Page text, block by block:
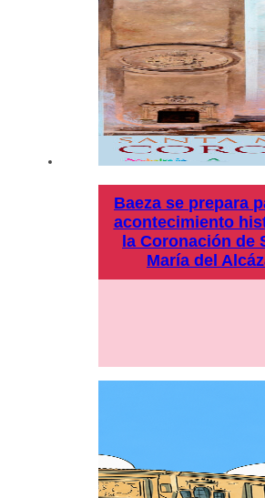
Baeza se prepara
acontecimiento
la Coronación de
María del